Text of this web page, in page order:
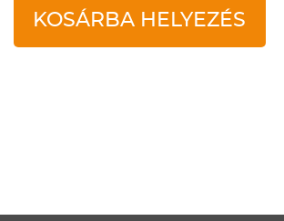
KOSÁRBA HELYEZÉS